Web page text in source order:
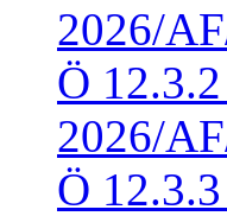
2026/
Ö
2026/
Ö